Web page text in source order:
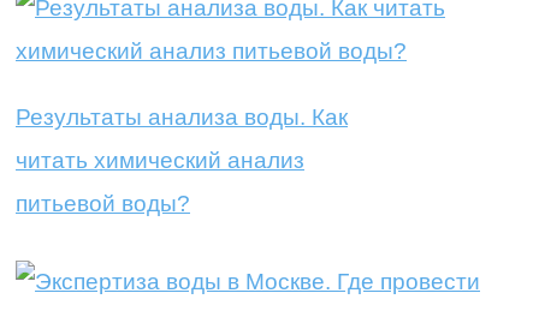
Результаты анализа воды. Как
читать химический анализ
питьевой воды?